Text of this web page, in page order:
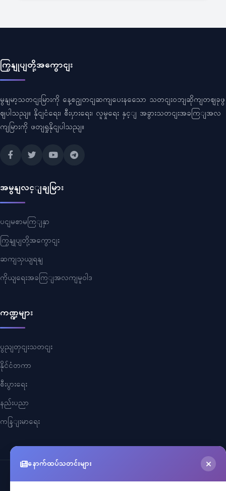
ကြှနျုပျတို့အကွောငျး
မွနျမာ့သတငျးမြားကို နေ့စဥျတငျဆကျပေးနသေော သတငျးဝဘျဆိုကျတဈခုဖွ
ဈပါသညျ။ နိုငျငံရေး၊ စီးပှားရေး၊ လူမှုရေး နှင့ျ အခွားသတငျးအခကြျအလ
ကျမြားကို ဖတျရှုနိုငျပါသညျ။
အမွနျလင့ျချမြား
ပငျမစာမကြျနှာ
ကြှနျုပျတို့အကွောငျး
ဆကျသှယျရနျ
ကိုယျရေးအခကြျအလကျမူဝါဒ
ကဏ္ဍများ
ပွညျတှငျးသတငျး
နိုင်ငံတကာ
စီးပွားရေး
နည်းပညာ
ကနြျးမာရေး
နောက်ထပ်သတင်းများ